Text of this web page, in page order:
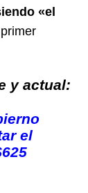
«el
y actual:
el